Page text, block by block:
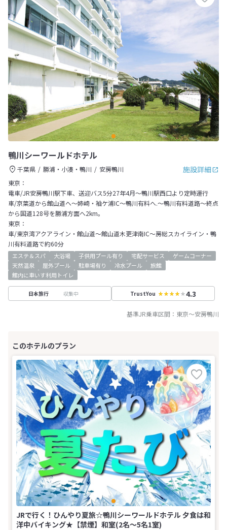
鴨川シーワールドホテル
施設詳細
千葉県 勝浦・小湊・鴨川
安房鴨川
東京：
電車/JR安房鴨川駅下車、送迎バス5分27年4月～鴨川駅西口より定時運行
車/京葉道から館山道へ～姉崎・袖ケ浦IC～鴨川有料へ.～鴨川有料道路～終点
から国道128号を勝浦方面へ2km。
東京：
車/東京湾アクアライン・館山道～館山道木更津南IC～房総スカイライン・鴨
川有料道路で約60分
エステ＆スパ 大浴場 子供用プール有り 宅配サービス
ゲームコーナー
天然温泉
屋外プール 駐車場有り 冷水プール
旅館
館内に車いす利用トイレ
日本旅行 収集中 TrustYou 4.3
基準JR乗車区間： 東京～安房鴨川
JRで行く！ひんやり夏旅☆鴨川シーワールドホテル 夕食は和
洋中バイキング★【禁煙】和室(2名～5名1室)